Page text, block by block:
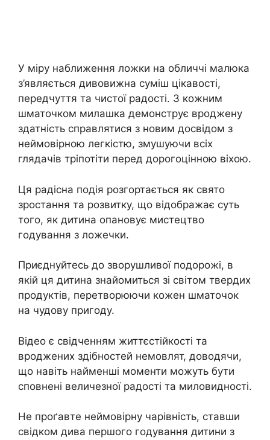
У міру наближення ложки на обличчі малюка
з’являється дивовижна суміш цікавості,
передчуття та чистої радості. З кожним
шматочком милашка демонструє вроджену
здатність справлятися з новим досвідом з
неймовірною легкістю, змушуючи всіх
глядачів тріпотіти перед дорогоцінною віхою.
Ця радісна подія розгортається як свято
зростання та розвитку, що відображає суть
того, як дитина опановує мистецтво
годування з ложечки.
Приєднуйтесь до зворушливої подорожі, в
якій ця дитина знайомиться зі світом твердих
продуктів, перетворюючи кожен шматочок
на чудову пригоду.
Відео є свідченням життєстійкості та
вроджених здібностей немовлят, доводячи,
що навіть найменші моменти можуть бути
сповнені величезної радості та миловидності.
Не проґавте неймовірну чарівність, ставши
свідком дива першого годування дитини з